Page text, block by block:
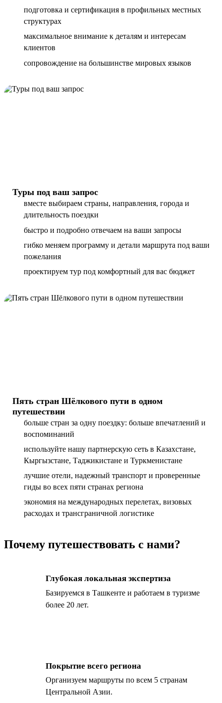
подготовка и сертификация в профильных местных
структурах
максимальное внимание к деталям и интересам
клиентов
сопровождение на большинстве мировых языков
Туры под ваш запрос
вместе выбираем страны, направления, города и
длительность поездки
быстро и подробно отвечаем на ваши запросы
гибко меняем программу и детали маршрута под ваши
пожелания
проектируем тур под комфортный для вас бюджет
Пять стран Шёлкового пути в одном
путешествии
больше стран за одну поездку: больше впечатлений и
воспоминаний
используйте нашу партнерскую сеть в Казахстане,
Кыргызстане, Таджикистане и Туркменистане
лучшие отели, надежный транспорт и проверенные
гиды во всех пяти странах региона
экономия на международных перелетах, визовых
расходах и трансграничной логистике
Почему путешествовать с нами?
Глубокая локальная экспертиза
Базируемся в Ташкенте и работаем в туризме
более 20 лет.
Покрытие всего региона
Организуем маршруты по всем 5 странам
Центральной Азии.